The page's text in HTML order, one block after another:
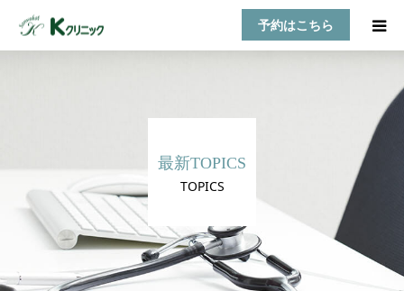
予約はこちら
最新TOPICS
TOPICS
医師紹介
TOPICS